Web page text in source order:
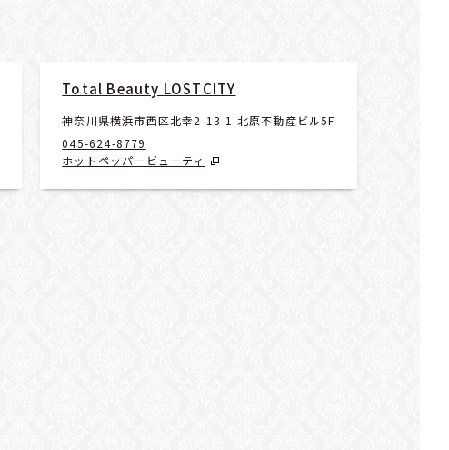
Total Beauty LOSTCITY
神奈川県横浜市西区北幸2-13-1 北原不動産ビル5F
045-624-8779
ホットペッパービューティ